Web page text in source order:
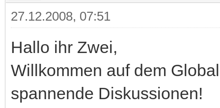
27.12.2008, 07:51
Hallo ihr Zwei,
Willkommen auf dem
spannende Diskussionen!